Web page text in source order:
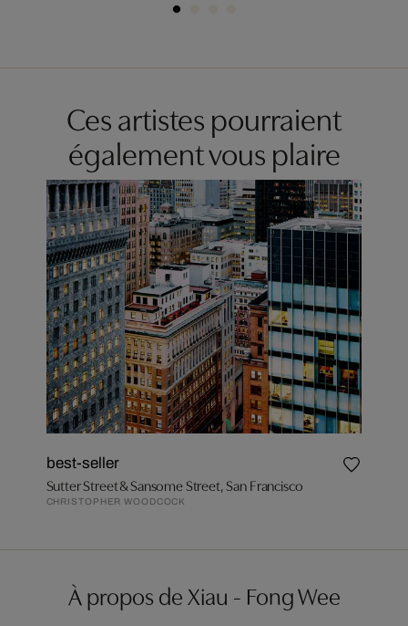
Ces artistes pourraient
également vous plaire
best-seller
Sutter Street & Sansome Street, San Francisco
CHRISTOPHER WOODCOCK
À propos de Xiau - Fong Wee